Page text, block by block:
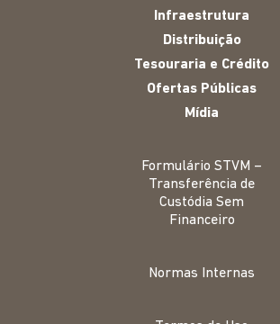
Infraestrutura
Distribuição
Tesouraria e Crédito
Ofertas Públicas
Mídia
Formulário STVM –
Transferência de
Custódia Sem
Financeiro
Normas Internas